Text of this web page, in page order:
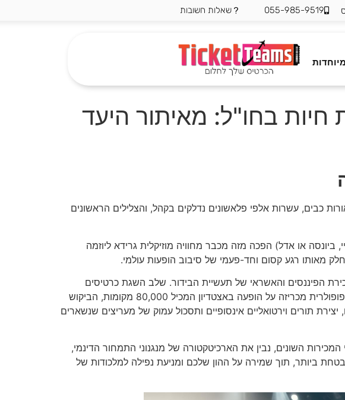
055-985-9519 שאלות חשובות
בחו"ל: מאיתור היעד
כבים, עשרות אלפי פלאשונים נדלקים בקהל, והצלילים הראשונים
ביונסה או אדל) הפכה מזה מכבר מחוויה מוזיקלית גרידא ליוזמה
חלק מאותו רגע קסום וחד-פעמי של סיבוב הופעות עולמי.
הפיננסים והאשראי של תעשיית הבידור. שלב השגת כרטיסים
להופעות נחשב לאחד האתגרים הבירוקרטיים והתחרותיים ביותר עבור הצרכן המודרני. כאשר להקה פופולרית מכריזה על הופעה באצטדיון המכיל 80,000 מקומות, הביקוש
תורים וירטואליים אינסופיים ותסכול עמוק של מעריצים שנשארים
השונים, נבין את הארכיטקטורה של מנגנוני התמחור הדינמי,
ביותר, תוך שמירה על ההון שלכם ומניעת נפילה למלכודות של